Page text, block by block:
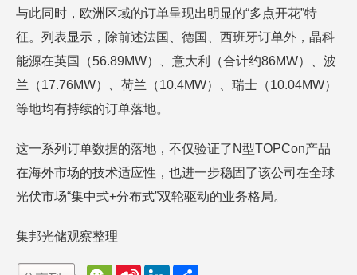
与此同时，欧洲区域的订单呈现出明显的“多点开花”特
征。列表显示，除前述法国、德国、西班牙订单外，晶科
能源在英国（56.89MW）、意大利（合计约86MW）、波
兰（17.76MW）、荷兰（10.4MW）、瑞士（10.04MW）
等地均有持续的订单落地。
这一系列订单数据的落地，不仅验证了N型TOPCon产品
在海外市场的技术适应性，也进一步稳固了该公司在全球
光伏市场“集中式+分布式”双轮驱动的业务格局。
集邦光储观察整理
W S L